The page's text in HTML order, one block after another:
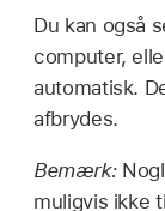
Du kan også
computer,
automatisk.
afbrydes.
Bemærk:
muligvis ikke